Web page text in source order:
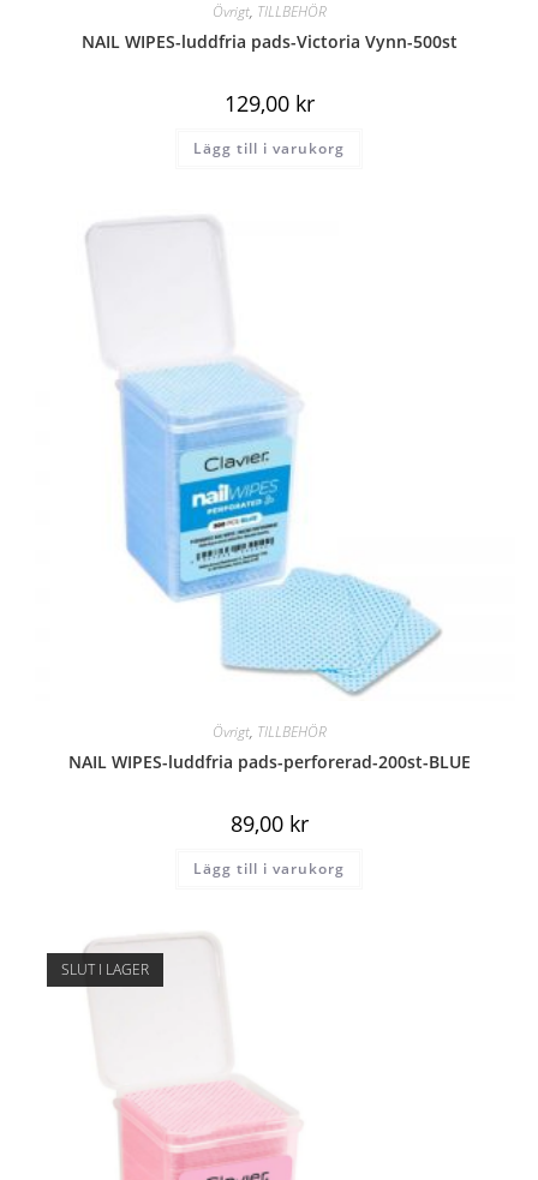
Övrigt, TILLBEHÖR
NAIL WIPES-luddfria pads-Victoria Vynn-500st
129,00 kr
Lägg till i varukorg
Övrigt, TILLBEHÖR
NAIL WIPES-luddfria pads-perforerad-200st-BLUE
89,00 kr
Lägg till i varukorg
SLUT I LAGER